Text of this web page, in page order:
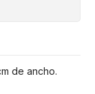
de ancho.